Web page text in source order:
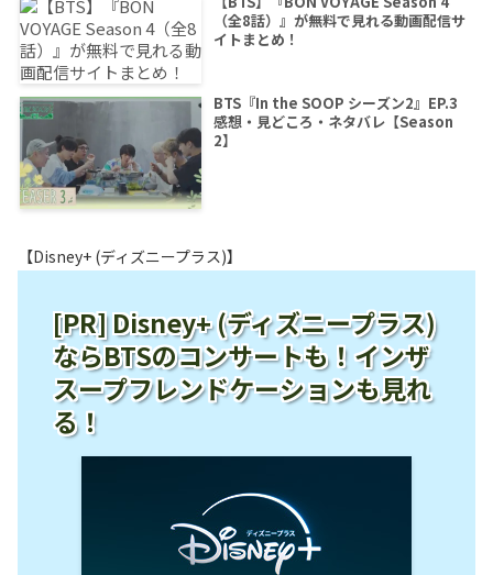
（全8話）』が無料で見れる動画配信サ
イトまとめ！
BTS『In the SOOP シーズン2』EP.3
感想・見どころ・ネタバレ【Season
2】
【Disney+ (ディズニープラス)】
[PR] Disney+ (ディズニープラス)
ならBTSのコンサートも！インザ
スープフレンドケーションも見れ
る！